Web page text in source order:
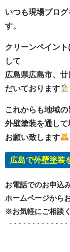
いつも現場ブロ
す。
クリーンペイン
して
広島県広島市、
だいております
これからも地域
外壁塗装を通し
お願い致します
広島で外壁塗装
お電話でのお申込
ホームページから
※お気軽にご相談